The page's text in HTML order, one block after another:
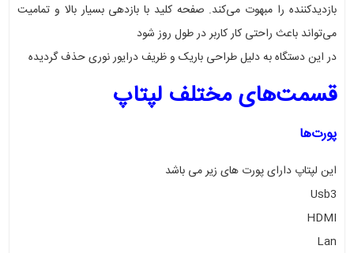
بازدیدکننده را مبهوت می‌کند. صفحه کلید با بازدهی بسیار بالا و تمامیت
می‌تواند باعث راحتی کار کاربر در طول روز شود
در این دستگاه به دلیل طراحی باریک و ظریف درایور نوری حذف گردیده
قسمت‌های مختلف لپتاپ
پورت‌ها
این لپتاپ دارای پورت های زیر می باشد
Usb3
HDMI
Lan